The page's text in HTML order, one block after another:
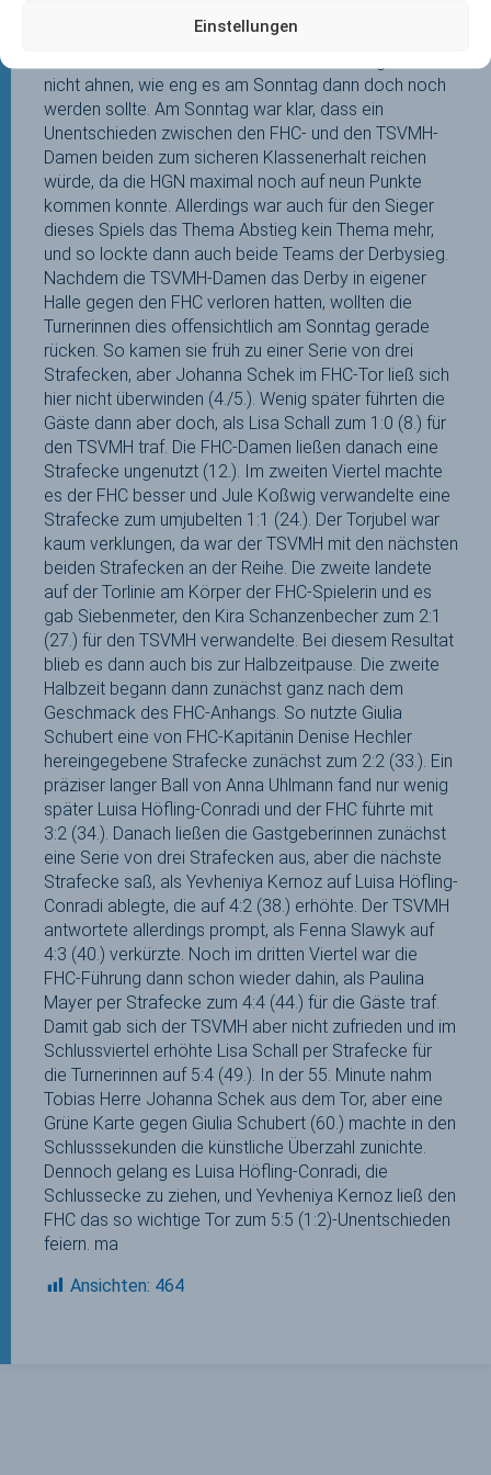
Einstellungen
aber die Ausgangslage für morgen ist gut“, konnte
nicht ahnen, wie eng es am Sonntag dann doch noch
werden sollte. Am Sonntag war klar, dass ein
Unentschieden zwischen den FHC- und den TSVMH-
Damen beiden zum sicheren Klassenerhalt reichen
würde, da die HGN maximal noch auf neun Punkte
kommen konnte. Allerdings war auch für den Sieger
dieses Spiels das Thema Abstieg kein Thema mehr,
und so lockte dann auch beide Teams der Derbysieg.
Nachdem die TSVMH-Damen das Derby in eigener
Halle gegen den FHC verloren hatten, wollten die
Turnerinnen dies offensichtlich am Sonntag gerade
rücken. So kamen sie früh zu einer Serie von drei
Strafecken, aber Johanna Schek im FHC-Tor ließ sich
hier nicht überwinden (4./5.). Wenig später führten die
Gäste dann aber doch, als Lisa Schall zum 1:0 (8.) für
den TSVMH traf. Die FHC-Damen ließen danach eine
Strafecke ungenutzt (12.). Im zweiten Viertel machte
es der FHC besser und Jule Koßwig verwandelte eine
Strafecke zum umjubelten 1:1 (24.). Der Torjubel war
kaum verklungen, da war der TSVMH mit den nächsten
beiden Strafecken an der Reihe. Die zweite landete
auf der Torlinie am Körper der FHC-Spielerin und es
gab Siebenmeter, den Kira Schanzenbecher zum 2:1
(27.) für den TSVMH verwandelte. Bei diesem Resultat
blieb es dann auch bis zur Halbzeitpause. Die zweite
Halbzeit begann dann zunächst ganz nach dem
Geschmack des FHC-Anhangs. So nutzte Giulia
Schubert eine von FHC-Kapitänin Denise Hechler
hereingegebene Strafecke zunächst zum 2:2 (33.). Ein
präziser langer Ball von Anna Uhlmann fand nur wenig
später Luisa Höfling-Conradi und der FHC führte mit
3:2 (34.). Danach ließen die Gastgeberinnen zunächst
eine Serie von drei Strafecken aus, aber die nächste
Strafecke saß, als Yevheniya Kernoz auf Luisa Höfling-
Conradi ablegte, die auf 4:2 (38.) erhöhte. Der TSVMH
antwortete allerdings prompt, als Fenna Slawyk auf
4:3 (40.) verkürzte. Noch im dritten Viertel war die
FHC-Führung dann schon wieder dahin, als Paulina
Mayer per Strafecke zum 4:4 (44.) für die Gäste traf.
Damit gab sich der TSVMH aber nicht zufrieden und im
Schlussviertel erhöhte Lisa Schall per Strafecke für
die Turnerinnen auf 5:4 (49.). In der 55. Minute nahm
Tobias Herre Johanna Schek aus dem Tor, aber eine
Grüne Karte gegen Giulia Schubert (60.) machte in den
Schlusssekunden die künstliche Überzahl zunichte.
Dennoch gelang es Luisa Höfling-Conradi, die
Schlussecke zu ziehen, und Yevheniya Kernoz ließ den
FHC das so wichtige Tor zum 5:5 (1:2)-Unentschieden
feiern. ma
Ansichten: 464